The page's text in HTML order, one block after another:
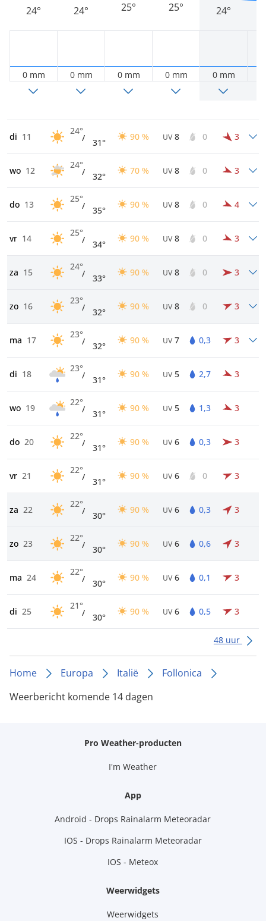
24°
0 mm
24°
0 mm
25°
0 mm
25°
0 mm
24°
0 mm
di 11
24°
/ 31°
90 % UV 8 0 3
wo 12
24°
/ 32°
70 % UV 8 0 3
do 13
25°
/ 35°
90 % UV 8 0 4
vr 14
25°
/ 34°
90 % UV 8 0 3
za 15
24°
/ 33°
90 % UV 8 0 3
zo 16
23°
/ 32°
90 % UV 8 0 3
ma 17
23°
/ 32°
90 % UV 7 0,3 3
di 18
23°
/ 31°
90 % UV 5 2,7 3
wo 19
22°
/ 31°
90 % UV 5 1,3 3
do 20
22°
/ 31°
90 % UV 6 0,3 3
vr 21
22°
/ 31°
90 % UV 6 0 3
za 22
22°
/ 30°
90 % UV 6 0,3 3
zo 23
22°
/ 30°
90 % UV 6 0,6 3
ma 24
22°
/ 30°
90 % UV 6 0,1 3
di 25
21°
/ 30°
90 % UV 6 0,5 3
48 uur
Home Europa Italië
Follonica
Weerbericht komende 14 dagen
Pro Weather-producten
I'm Weather
App
Android - Drops Rainalarm Meteoradar
IOS - Drops Rainalarm Meteoradar
IOS - Meteox
Weerwidgets
Weerwidgets